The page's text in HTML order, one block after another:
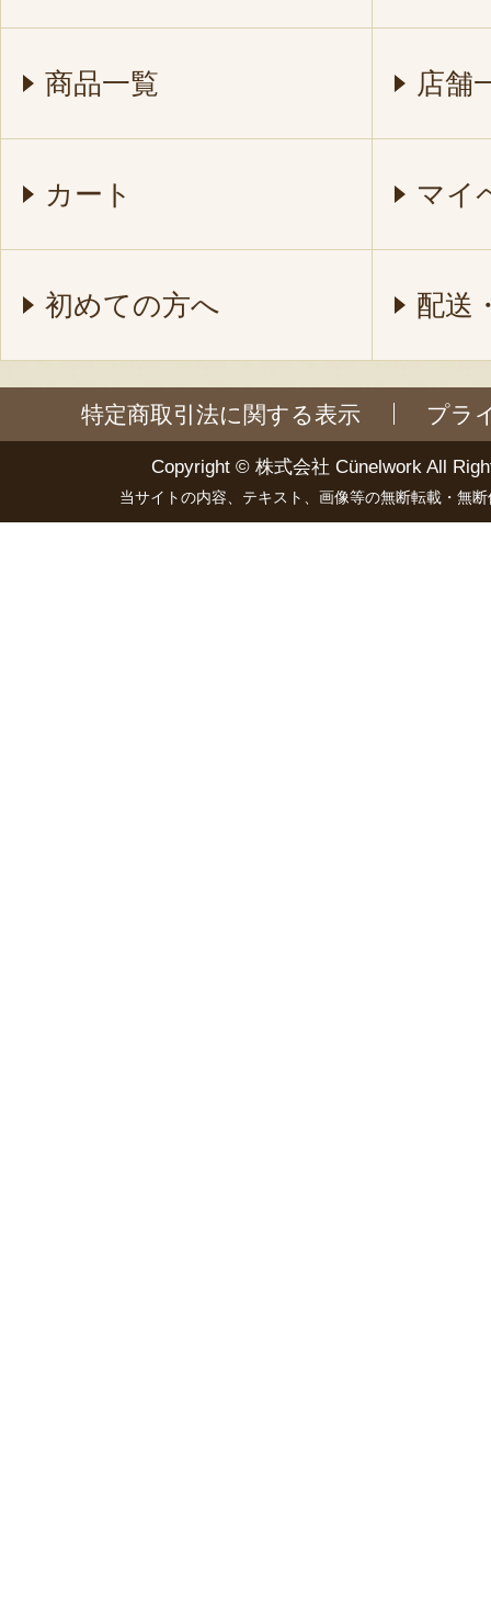
商品一覧 店舗
カート マイ
初めての方へ 配送
特定商取引法に関する表示 プラ
Copyright © 株式会社 Cünelwork All
当サイトの内容、テキスト、画像等の無断転載・無